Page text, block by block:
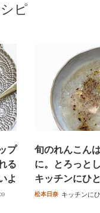
ピ
プ
る
よ
旬のれんこん
に。とろっと
キッチンにひ
松本日奈 キッチンに